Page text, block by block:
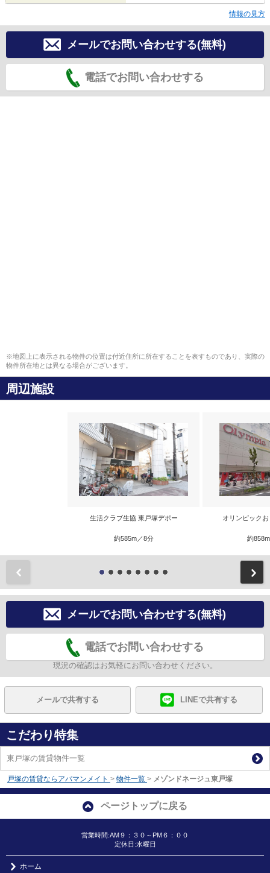
情報の見方
メールでお問い合わせする(無料)
電話でお問い合わせする
※地図上に表示される物件の位置は付近住所に所在することを表すものであり、実際の
物件所在地とは異なる場合がございます。
周辺施設
生活クラブ生協 東戸塚デポー
約585m／8分
オリンピック
約
メールでお問い合わせする(無料)
電話でお問い合わせする
現況の確認はお気軽にお問い合わせください。
メールで共有する LINEで共有する
こだわり特集
東戸塚の賃貸物件一覧
戸塚の賃貸ならアパマンメイト > 物件一覧 > メゾンドネージュ東戸塚
ページトップに戻る
営業時間:AM９：３０～PM６：００
定休日:水曜日
ホーム